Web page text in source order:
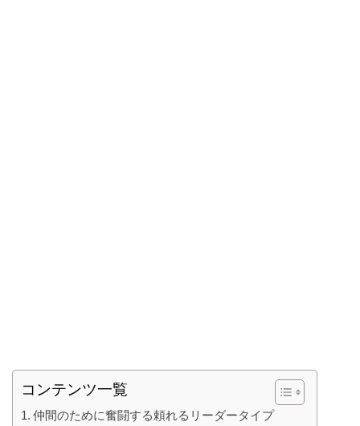
コンテンツ一覧
仲間のために奮闘する頼れるリーダータイプ